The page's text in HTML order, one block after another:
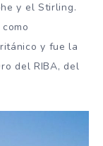
y el Stirling.
y fue la
del RIBA, del